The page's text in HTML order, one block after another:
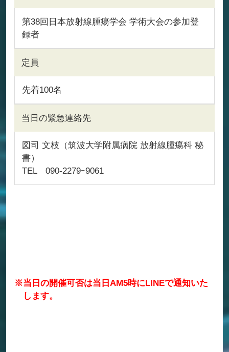
第38回日本放射線腫瘍学会 学術大会の参加登
録者
定員
先着100名
当日の緊急連絡先
図司 文枝（筑波大学附属病院 放射線腫瘍科 秘
書）
TEL 090‐2279ｰ9061
※当日の開催可否は当日AM5時にLINEで通知いた
します。